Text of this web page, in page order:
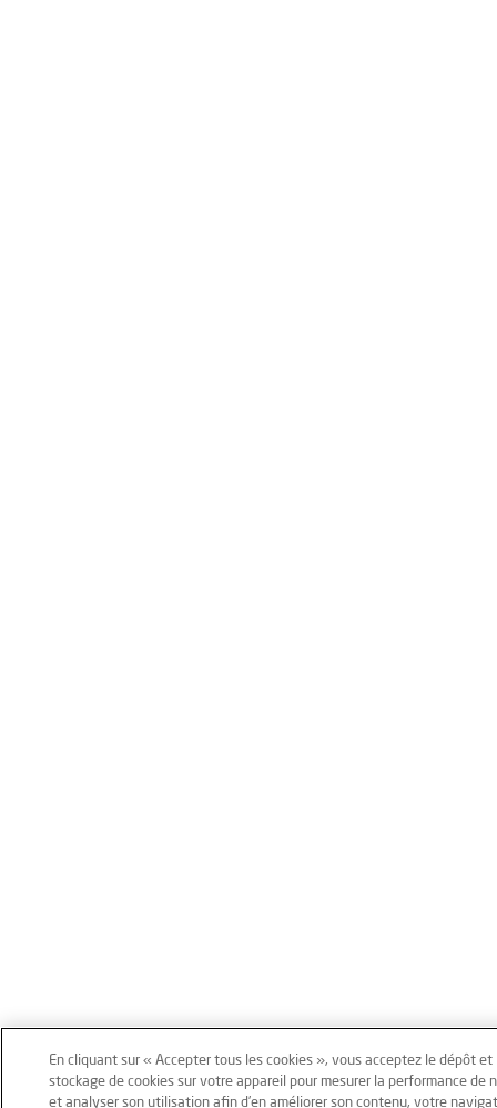
En cliquant sur « Accepter tous les cookies », vous acceptez le dépôt et
stockage de cookies sur votre appareil pour mesurer la performance de
et analyser son utilisation afin d’en améliorer son contenu, votre